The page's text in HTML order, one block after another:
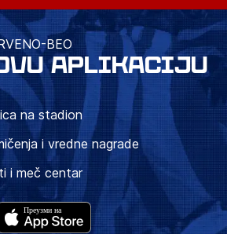
BEO
APLIKACIJU
na stadion
i vredne nagrade
i meč centar